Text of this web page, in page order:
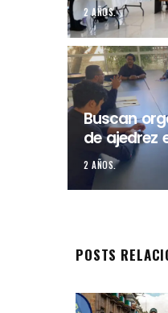
2 AÑOS.
Buscan
de ajedrez
2 AÑOS.
POSTS